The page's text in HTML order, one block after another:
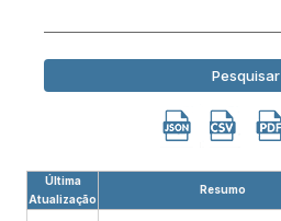
Pesquisar
Última
Atualização
Resumo